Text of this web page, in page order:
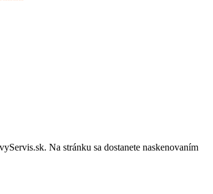
Na stránku sa dostanete naskenovaním